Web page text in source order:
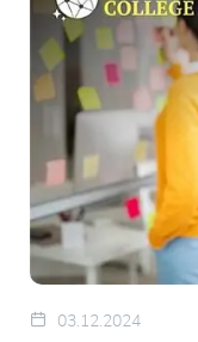
03.12.2024